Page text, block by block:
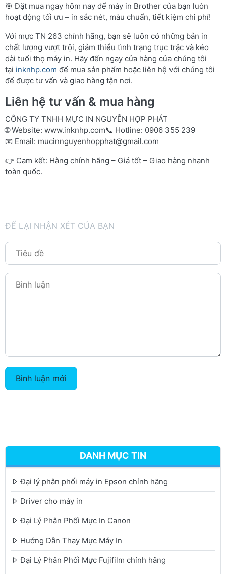
🎯 Đặt mua ngay hôm nay để máy in Brother của bạn luôn
hoạt động tối ưu – in sắc nét, màu chuẩn, tiết kiệm chi phí!
Với mực TN 263 chính hãng, bạn sẽ luôn có những bản in
chất lượng vượt trội, giảm thiểu tình trạng trục trặc và kéo
dài tuổi thọ máy in. Hãy đến ngay cửa hàng của chúng tôi
tại inknhp.com để mua sản phẩm hoặc liên hệ với chúng tôi
để được tư vấn và giao hàng tận nơi.
Liên hệ tư vấn & mua hàng
CÔNG TY TNHH MỰC IN NGUYỄN HỢP PHÁT
🌐 Website: www.inknhp.com📞 Hotline: 0906 355 239
📧 Email: mucinnguyenhopphat@gmail.com
👉 Cam kết: Hàng chính hãng – Giá tốt – Giao hàng nhanh
toàn quốc.
ĐỂ LẠI NHẬN XÉT CỦA BẠN
Bình luận mới
DANH MỤC TIN
Đại lý phân phối máy in Epson chính hãng
Driver cho máy in
Đại Lý Phân Phối Mực In Canon
Hướng Dẫn Thay Mực Máy In
Đại Lý Phân Phối Mực Fujifilm chính hãng